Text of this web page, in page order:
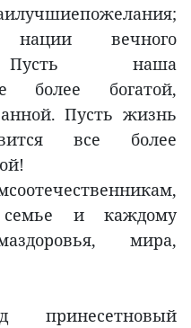
вечного
Пусть наша
более богатой,
Пусть жизнь
все более
и каждому
мира,